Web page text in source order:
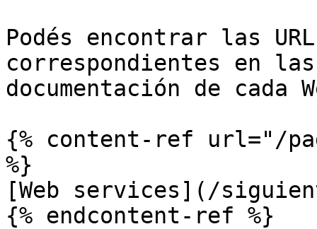
Podés encontrar las
correspondientes en
documentación de cada
{% content-ref url="/
%}
[Web services](/
{% endcontent-ref %}